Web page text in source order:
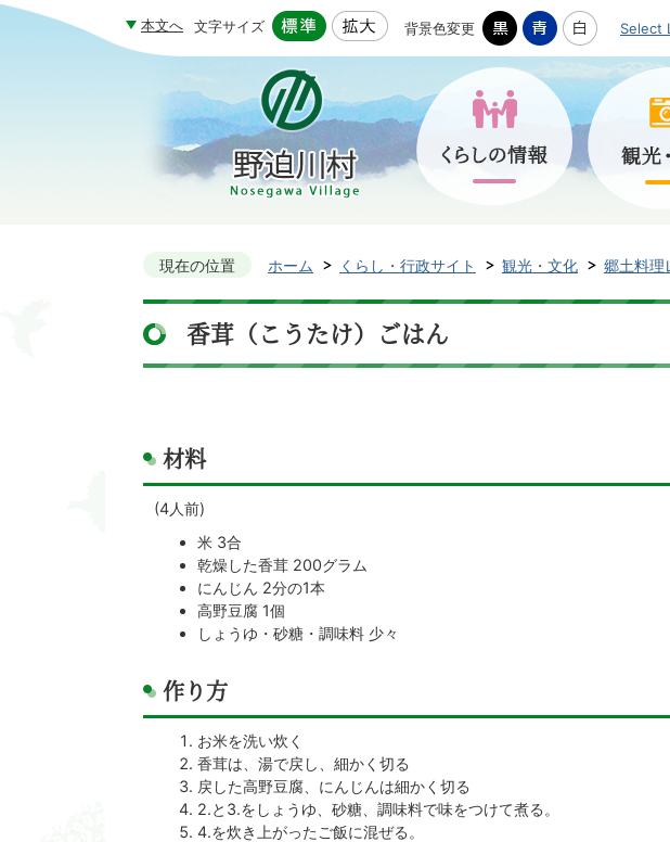
本文へ 文字サイズ 背景色変更 Select
現在の位置 ホーム くらし・行政サイト 観光・文化 郷土料理
香茸（こうたけ）ごはん
材料
(4人前)
米 3合
乾燥した香茸 200グラム
にんじん 2分の1本
高野豆腐 1個
しょうゆ・砂糖・調味料 少々
作り方
お米を洗い炊く
香茸は、湯で戻し、細かく切る
戻した高野豆腐、にんじんは細かく切る
2.と3.をしょうゆ、砂糖、調味料で味をつけて煮る。
4.を炊き上がったご飯に混ぜる。